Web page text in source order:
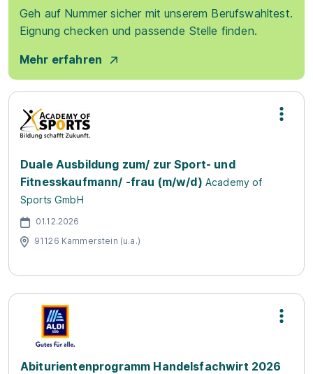
Geh auf Nummer sicher mit unserem Berufswahltest.
Eignung checken und passende Stelle finden.
Mehr erfahren
Duale Ausbildung zum/ zur Sport- und
Fitnesskaufmann/ -frau (m/w/d) Academy of
Sports GmbH
01.12.2026
91126 Kammerstein (u.a.)
Abiturientenprogramm Handelsfachwirt 2026